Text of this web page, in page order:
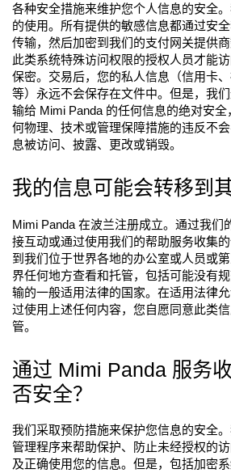
各种安全措施来维护您个人信息的安全
的使用。所有提供的敏感信息都通过安
传输，然后加密到我们的支付网关提供
此类系统特殊访问权限的授权人员才能
保密。交易后，您的私人信息（信用卡
等）永远不会保存在文件中。但是，我
输给 Mimi Panda 的任何信息的绝对安
何物理、技术或管理保障措施的违反不
息被访问、披露、更改或销毁。
我的信息可能会转移到
Mimi Panda 在波兰注册成立。通过我们
接互动或通过使用我们的帮助服务收集
到我们位于世界各地的办公室或人员或
界任何地方查看和托管，包括可能没有
输的一般适用法律的国家。在适用法律
过使用上述任何内容，您自愿同意此类
管。
通过 Mimi Panda 服务
否安全？
我们采取预防措施来保护您信息的安全
管理程序来帮助保护、防止未经授权的
及正确使用您的信息。但是，包括加密